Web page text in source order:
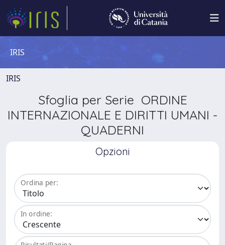
IRIS
IRIS
Sfoglia per Serie ORDINE
INTERNAZIONALE E DIRITTI UMANI -
QUADERNI
Opzioni
Ordina per:
In ordine: